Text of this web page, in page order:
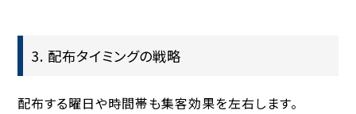
3. 配布タイミングの戦略
配布する曜日や時間帯も集客効果を左右します。